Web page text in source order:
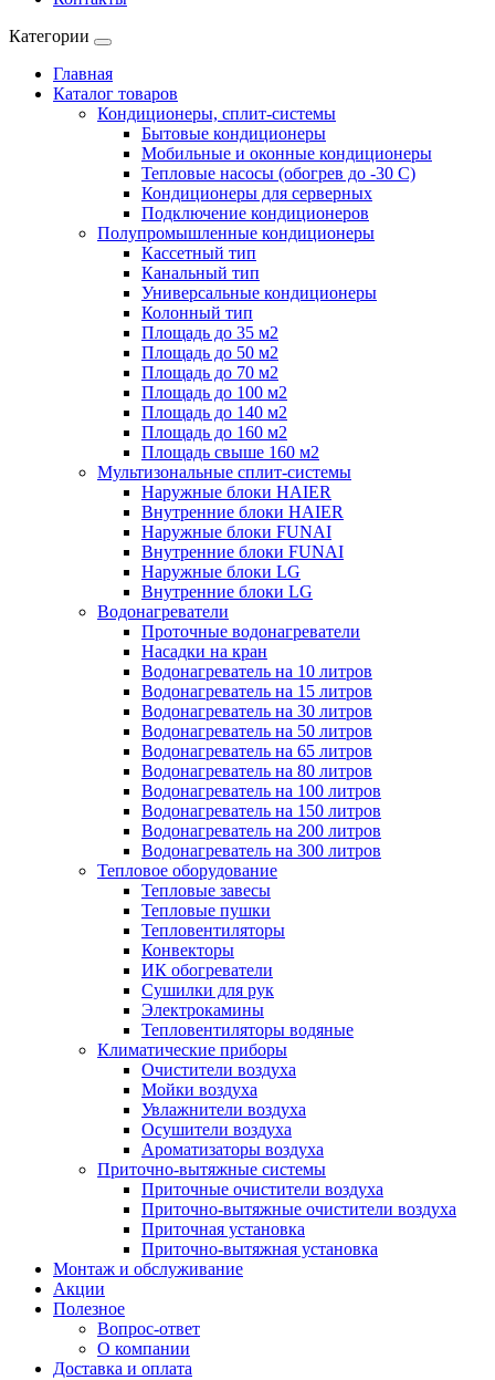
Категории
Главная
Каталог товаров
Кондиционеры, сплит-системы
Бытовые кондиционеры
Мобильные и оконные кондиционеры
Тепловые насосы (обогрев до -30 C)
Кондиционеры для серверных
Подключение кондиционеров
Полупромышленные кондиционеры
Кассетный тип
Канальный тип
Универсальные кондиционеры
Колонный тип
Площадь до 35 м2
Площадь до 50 м2
Площадь до 70 м2
Площадь до 100 м2
Площадь до 140 м2
Площадь до 160 м2
Площадь свыше 160 м2
Мультизональные сплит-системы
Наружные блоки HAIER
Внутренние блоки HAIER
Hаружные блоки FUNAI
Внутренние блоки FUNAI
Наружные блоки LG
Внутренние блоки LG
Водонагреватели
Проточные водонагреватели
Наcадки на кран
Водонагреватель на 10 литров
Водонагреватель на 15 литров
Водонагреватель на 30 литров
Водонагреватель на 50 литров
Водонагреватель на 65 литров
Водонагреватель на 80 литров
Водонагреватель на 100 литров
Водонагреватель на 150 литров
Водонагреватель на 200 литров
Водонагреватель на 300 литров
Тепловое оборудование
Тепловые завесы
Тепловые пушки
Тепловентиляторы
Конвекторы
ИК обогреватели
Сушилки для рук
Электрокамины
Тепловентиляторы водяные
Климатические приборы
Очистители воздуха
Мойки воздуха
Увлажнители воздуха
Осушители воздуха
Ароматизаторы воздуха
Приточно-вытяжные системы
Приточные очистители воздуха
Приточно-вытяжные очистители воздуха
Приточная установка
Приточно-вытяжная установка
Монтаж и обслуживание
Акции
Полезное
Вопрос-ответ
О компании
Доставка и оплата